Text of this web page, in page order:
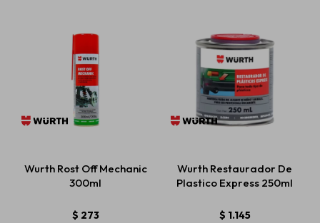
Wurth Rost Off Mechanic
300ml
$ 273
Wurth Restaurador De
Plastico Express 250ml
$ 1.145